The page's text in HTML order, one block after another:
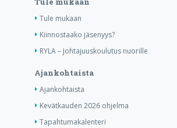
Tule mukaan
Kiinnostaako jäsenyys?
RYLA – Johtajuuskoulutus nuorille
Ajankohtaista
Ajankohtaista
Kevätkauden 2026 ohjelma
Tapahtumakalenteri